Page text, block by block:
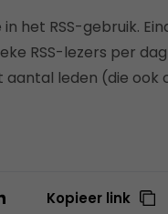
het RSS-gebruik.
RSS-lezers per
aantal leden (die
Kopieer link